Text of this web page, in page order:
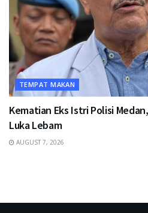
TEMPAT MAKAN
Kematian Eks Istri Polisi
Luka Lebam
AUGUST 7, 2026